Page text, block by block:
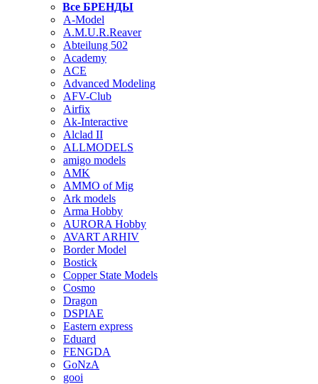
Все БРЕНДЫ
A-Model
A.M.U.R.Reaver
Abteilung 502
Academy
ACE
Advanced Modeling
AFV-Club
Airfix
Ak-Interactive
Alclad II
ALLMODELS
amigo models
AMK
AMMO of Mig
Ark models
Arma Hobby
AURORA Hobby
AVART ARHIV
Border Model
Bostick
Copper State Models
Cosmo
Dragon
DSPIAE
Eastern express
Eduard
FENGDA
GoNzA
gooi